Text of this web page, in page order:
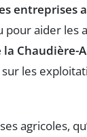
entreprises
pour aider les
la Chaudière-
les
agricoles,